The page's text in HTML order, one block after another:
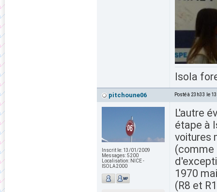
Isola
pitchoune06 Posté à 23h33 le
Inscrit le: 13/01/2009
Messages:5200
Localisation: NICE -
ISOLA2000
L'autre
étape à
voitures
(comme
1970
(R8 et